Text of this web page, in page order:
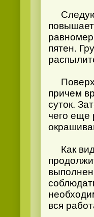
пятен.
Поверх
причем
суток.
чего еще
Как
вся